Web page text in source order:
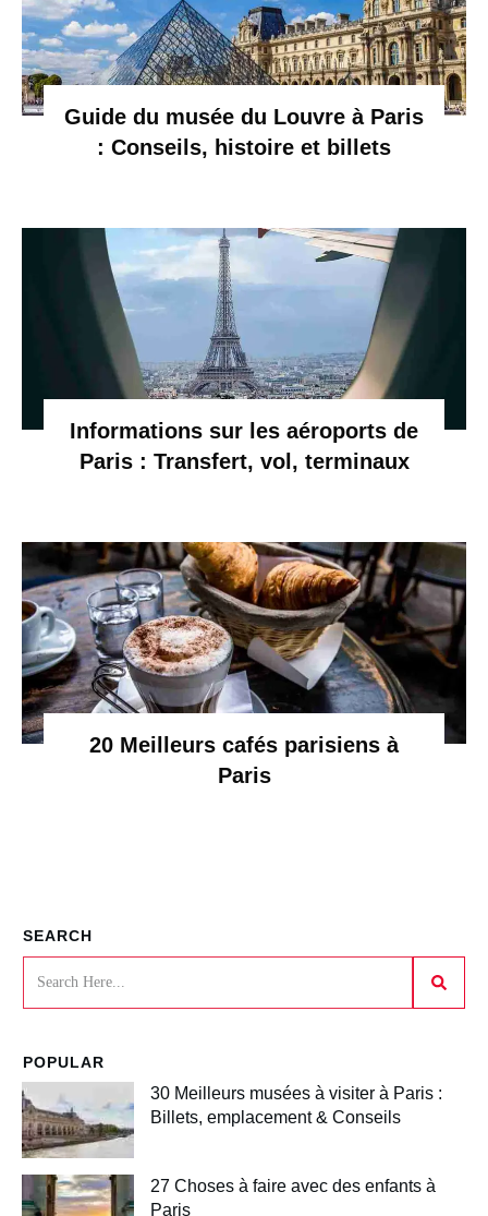
Guide du musée du Louvre à Paris
: Conseils, histoire et billets
Informations sur les aéroports de
Paris : Transfert, vol, terminaux
20 Meilleurs cafés parisiens à
Paris
SEARCH
POPULAR
30 Meilleurs musées à visiter à Paris :
Billets, emplacement & Conseils
27 Choses à faire avec des enfants à
Paris